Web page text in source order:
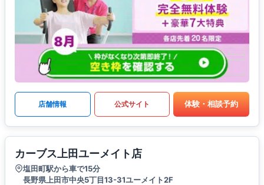
店舗情報 公式サイト 体験・相談予約
カーブス上田ユーメイト店
塩田町駅から車で15分
長野県上田市中央5丁目13-31ユーメイト2F